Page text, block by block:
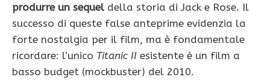
produrre un sequel della storia di Jack e Rose. Il
successo di queste false anteprime evidenzia la
forte nostalgia per il film, ma è fondamentale
ricordare: l’unico Titanic II esistente è un film a
basso budget (mockbuster) del 2010.